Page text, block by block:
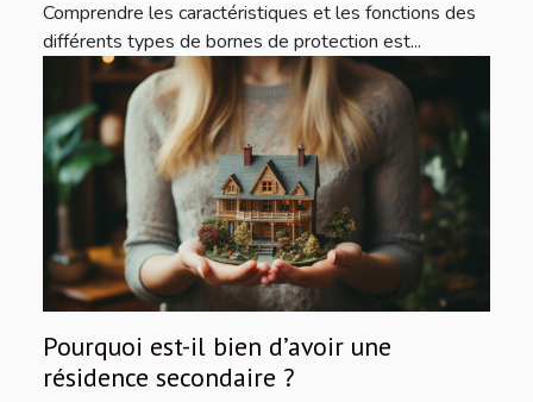
Comprendre les caractéristiques et les fonctions des
différents types de bornes de protection est...
Pourquoi est-il bien d’avoir une
résidence secondaire ?